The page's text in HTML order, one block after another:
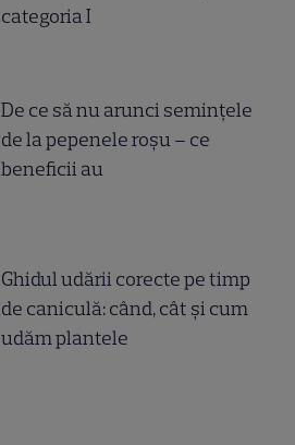
categoria I
De ce să nu arunci semințele
de la pepenele roșu – ce
beneficii au
Ghidul udării corecte pe timp
de caniculă: când, cât şi cum
udăm plantele